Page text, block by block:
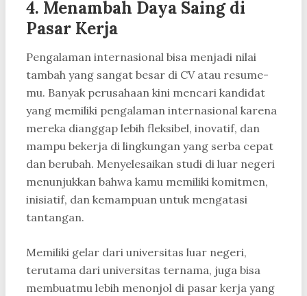
4. Menambah Daya Saing di
Pasar Kerja
Pengalaman internasional bisa menjadi nilai
tambah yang sangat besar di CV atau resume-
mu. Banyak perusahaan kini mencari kandidat
yang memiliki pengalaman internasional karena
mereka dianggap lebih fleksibel, inovatif, dan
mampu bekerja di lingkungan yang serba cepat
dan berubah. Menyelesaikan studi di luar negeri
menunjukkan bahwa kamu memiliki komitmen,
inisiatif, dan kemampuan untuk mengatasi
tantangan.
Memiliki gelar dari universitas luar negeri,
terutama dari universitas ternama, juga bisa
membuatmu lebih menonjol di pasar kerja yang